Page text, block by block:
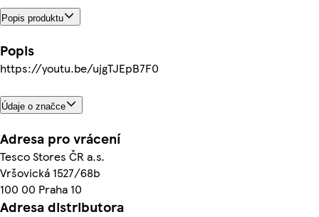
Popis produktu
Popis
https://youtu.be/ujgTJEpB7F0
Údaje o značce
Adresa pro vrácení
Tesco Stores ČR a.s.
Vršovická 1527/68b
100 00 Praha 10
Adresa distributora